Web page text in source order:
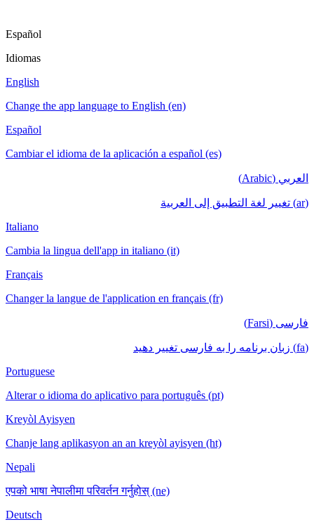
Español
Idiomas
English
Change the app language to English (en)
Español
Cambiar el idioma de la aplicación a español (es)
العربي (Arabic)
(ar) تغيير لغة التطبيق إلى العربية
Italiano
Cambia la lingua dell'app in italiano (it)
Français
Changer la langue de l'application en français (fr)
فارسی (Farsi)
(fa) زبان برنامه را به فارسی تغییر دهید
Portuguese
Alterar o idioma do aplicativo para português (pt)
Kreyòl Ayisyen
Chanje lang aplikasyon an an kreyòl ayisyen (ht)
Nepali
एपको भाषा नेपालीमा परिवर्तन गर्नुहोस् (ne)
Deutsch